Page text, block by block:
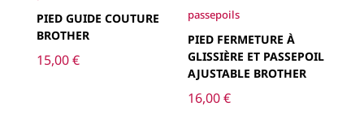
PIED GUIDE COUTURE
BROTHER
15,00€
PIED FERMETURE À
GLISSIÈRE ET PASSEPOIL
AJUSTABLE BROTHER
16,00€